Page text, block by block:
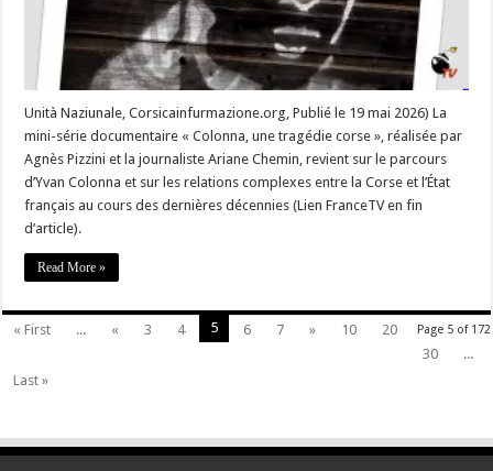
Unità Naziunale, Corsicainfurmazione.org, Publié le 19 mai 2026) La
mini-série documentaire « Colonna, une tragédie corse », réalisée par
Agnès Pizzini et la journaliste Ariane Chemin, revient sur le parcours
d’Yvan Colonna et sur les relations complexes entre la Corse et l’État
français au cours des dernières décennies (Lien FranceTV en fin
d’article).
Read More »
Page 5 of 172
« First ... « 3 4 5 6 7 » 10
20
30
...
Last »